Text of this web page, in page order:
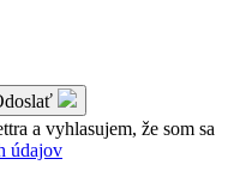
a vyhlasujem, že som sa
údajov